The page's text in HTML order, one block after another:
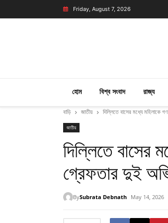
Friday, August 7, 2026
হোম বিশ্ব সংবাদ রাজ্য
বাড়ি জাতীয় দিল্লিতে বাসের মধ্যে মহিলাকে
জাতীয়
দিল্লিতে বাসের
গ্রেফতার দুই
BySubrata Debnath May 14, 2026